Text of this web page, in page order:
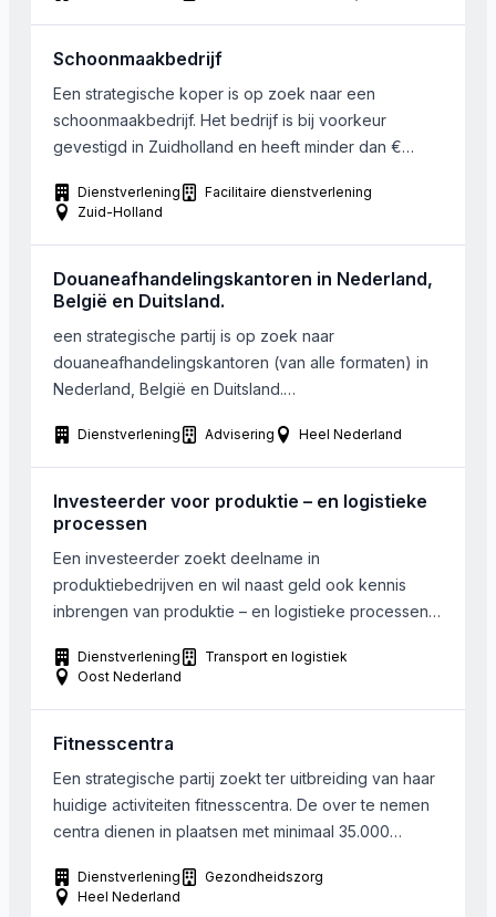
activiteiten bestaan uit afvalinzamelingen of
containervervoer van alle losgestorte goederen
Schoonmaakbedrijf
Een strategische koper is op zoek naar een
schoonmaakbedrijf. Het bedrijf is bij voorkeur
gevestigd in Zuidholland en heeft minder dan €
zich met name bezig met het schoonmaken van
bedrijven en kantoorpanden.
Dienstverlening
Facilitaire dienstverlening
Zuid-Holland
Douaneafhandelingskantoren in Nederland,
België en Duitsland.
een strategische partij is op zoek naar
douaneafhandelingskantoren (van alle formaten) in
Nederland, België en Duitsland.
expeditiebedrijf is ook mogelijk.
Dienstverlening Advisering Heel Nederland
Investeerder voor produktie – en logistieke
processen
Een investeerder zoekt deelname in
produktiebedrijven en wil naast geld ook kennis
inbrengen van produktie – en logistieke processen.
personeelsleden en de ondernemer is bij voorkeur
jonger dan 40 jaar. Een deelname in een MBI/MBO
Dienstverlening
Transport en logistiek
Oost Nederland
Fitnesscentra
Een strategische partij zoekt ter uitbreiding van haar
huidige activiteiten fitnesscentra. De over te nemen
centra dienen in plaatsen met minimaal 35.000
gezocht.
Dienstverlening
Gezondheidszorg
Heel Nederland